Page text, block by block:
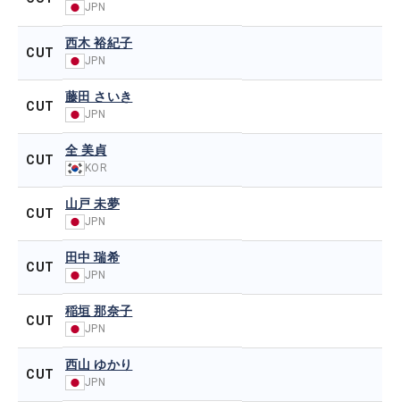
JPN
CUT
西木 裕紀子
JPN
CUT
藤田 さいき
JPN
CUT
全 美貞
KOR
CUT
山戸 未夢
JPN
CUT
田中 瑞希
JPN
CUT
稲垣 那奈子
JPN
CUT
西山 ゆかり
JPN